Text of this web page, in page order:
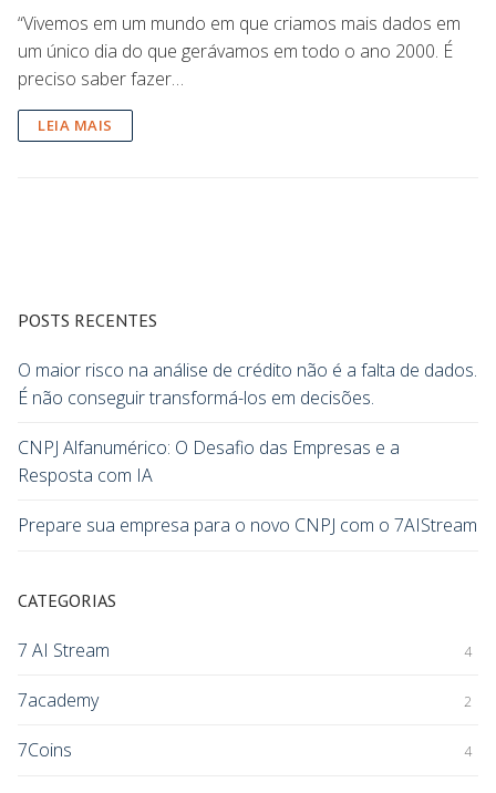
“Vivemos em um mundo em que criamos mais dados em
um único dia do que gerávamos em todo o ano 2000. É
preciso saber fazer…
LEIA MAIS
POSTS RECENTES
O maior risco na análise de crédito não é a falta de dados.
É não conseguir transformá-los em decisões.
CNPJ Alfanumérico: O Desafio das Empresas e a
Resposta com IA
Prepare sua empresa para o novo CNPJ com o 7AIStream
CATEGORIAS
7 AI Stream 4
7academy 2
7Coins 4